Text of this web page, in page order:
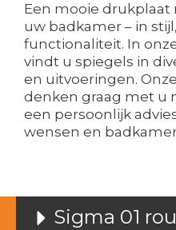
Een mooie drukplaat
uw badkamer – in
functionaliteit. In
vindt u spiegels in
en uitvoeringen.
denken graag met u
een persoonlijk
wensen en
Sigma 01